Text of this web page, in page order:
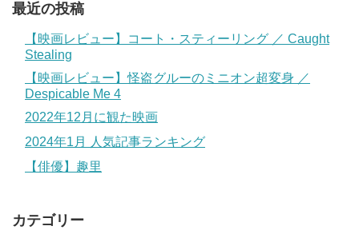
最近の投稿
【映画レビュー】コート・スティーリング ／ Caught
Stealing
【映画レビュー】怪盗グルーのミニオン超変身 ／
Despicable Me 4
2022年12月に観た映画
2024年1月 人気記事ランキング
【俳優】趣里
カテゴリー